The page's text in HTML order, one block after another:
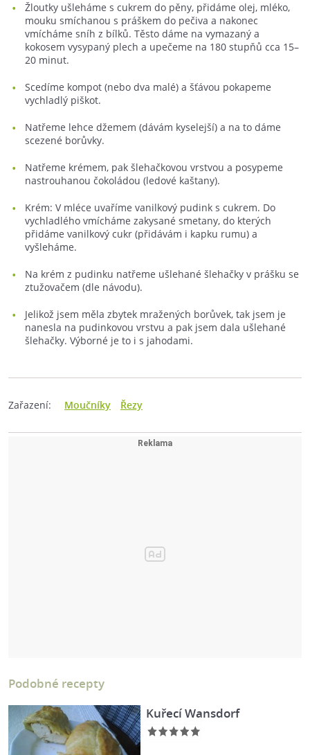
Žloutky ušleháme s cukrem do pěny, přidáme olej, mléko,
mouku smíchanou s práškem do pečiva a nakonec
vmícháme sníh z bílků. Těsto dáme na vymazaný a
kokosem vysypaný plech a upečeme na 180 stupňů cca 15–
20 minut.
Scedíme kompot (nebo dva malé) a šťávou pokapeme
vychladlý piškot.
Natřeme lehce džemem (dávám kyselejší) a na to dáme
scezené borůvky.
Natřeme krémem, pak šlehačkovou vrstvou a posypeme
nastrouhanou čokoládou (ledové kaštany).
Krém: V mléce uvaříme vanilkový pudink s cukrem. Do
vychladlého vmícháme zakysané smetany, do kterých
přidáme vanilkový cukr (přidávám i kapku rumu) a
vyšleháme.
Na krém z pudinku natřeme ušlehané šlehačky v prášku se
ztužovačem (dle návodu).
Jelikož jsem měla zbytek mražených borůvek, tak jsem je
nanesla na pudinkovou vrstvu a pak jsem dala ušlehané
šlehačky. Výborné je to i s jahodami.
Zařazení: Moučníky Řezy
Podobné recepty
Kuřecí Wansdorf